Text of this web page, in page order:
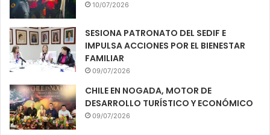
10/07/2026
SESIONA PATRONATO DEL SEDIF E
IMPULSA ACCIONES POR EL BIENESTAR
FAMILIAR
09/07/2026
CHILE EN NOGADA, MOTOR DE
DESARROLLO TURÍSTICO Y ECONÓMICO
09/07/2026